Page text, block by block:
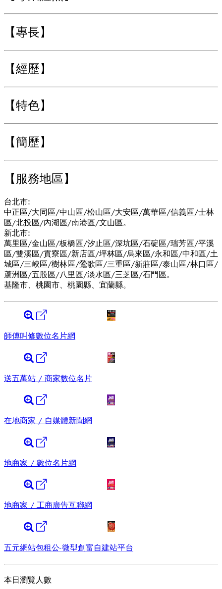
【專長】
【經歷】
【特色】
【簡歷】
【服務地區】
台北市:
中正區/大同區/中山區/松山區/大安區/萬華區/信義區/士林
區/北投區/內湖區/南港區/文山區。
新北市:
萬里區/金山區/板橋區/汐止區/深坑區/石碇區/瑞芳區/平溪
區/雙溪區/貢寮區/新店區/坪林區/烏來區/永和區/中和區/土
城區/三峽區/樹林區/鶯歌區/三重區/新莊區/泰山區/林口區/
蘆洲區/五股區/八里區/淡水區/三芝區/石門區。
基隆市、桃園市、桃園縣、宜蘭縣。
師傅叫修數位名片網
送五萬站 / 商家數位名片
在地商家 / 自媒體新聞網
地商家 / 數位名片網
地商家 / 工商廣告互聯網
五元網站包租公-微型創富自建站平台
本日瀏覽人數